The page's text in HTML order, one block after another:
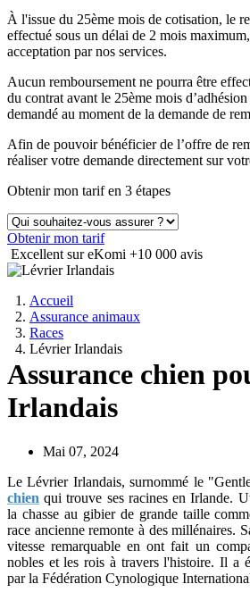
À l'issue du 25ème mois de cotisation, le
effectué sous un délai de 2 mois
acceptation par nos services.
Aucun remboursement ne pourra être
du contrat avant le 25ème mois
demandé au moment de la demande de
Afin de pouvoir bénéficier de l’offre de
réaliser votre demande directement sur
Obtenir mon tarif en 3 étapes
Obtenir mon tarif
Excellent sur eKomi +10 000 avis
Accueil
Assurance animaux
Races
Lévrier Irlandais
Assurance chien
Irlandais
Mai 07, 2024
Le Lévrier Irlandais, surnommé le
chien qui trouve ses racines en Irlande.
la chasse au gibier de grande taille
race ancienne remonte à des millénaires.
vitesse remarquable en ont fait un
nobles et les rois à travers l'histoire. Il a
par la Fédération Cynologique